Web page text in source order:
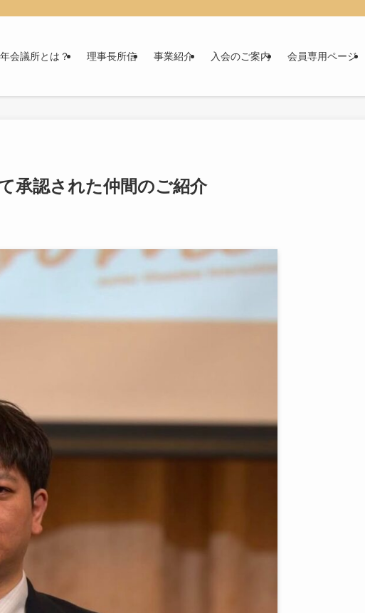
会議所とは？ 理事長所信 事業紹介 入会のご案内 会員専用ページ
承認された仲間のご紹介